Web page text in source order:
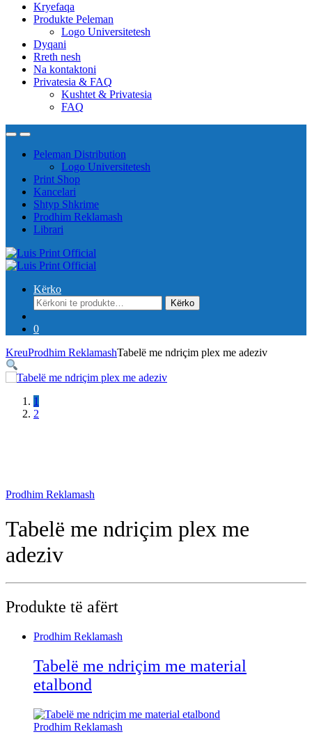
Kryefaqa
Produkte Peleman
Logo Universitetesh
Dyqani
Rreth nesh
Na kontaktoni
Privatesia & FAQ
Kushtet & Privatesia
FAQ
Peleman Distribution
Logo Universitetesh
Print Shop
Kancelari
Shtyp Shkrime
Prodhim Reklamash
Librari
Kërko
Kërko
për:
Kërko
0
KreuProdhim ReklamashTabelë me ndriçim plex me adeziv
1
2
Prodhim Reklamash
Tabelë me ndriçim plex me
adeziv
Produkte të afërt
Prodhim Reklamash
Tabelë me ndriçim me material
etalbond
Prodhim Reklamash